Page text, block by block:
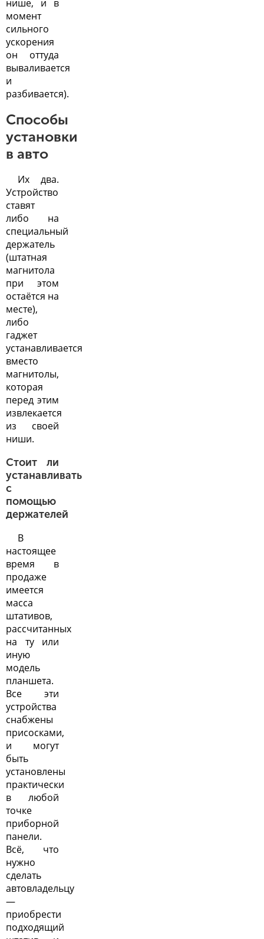
нише, и в
момент
сильного
ускорения
он оттуда
вываливается
и
разбивается).
Способы
установки
в авто
Их два.
Устройство
ставят
либо на
специальный
держатель
(штатная
магнитола
при этом
остаётся на
месте),
либо
гаджет
устанавливается
вместо
магнитолы,
которая
перед этим
извлекается
из своей
ниши.
Стоит ли
устанавливать
с
помощью
держателей
В
настоящее
время в
продаже
имеется
масса
штативов,
рассчитанных
на ту или
иную
модель
планшета.
Все эти
устройства
снабжены
присосками,
и могут
быть
установлены
практически
в любой
точке
приборной
панели.
Всё, что
нужно
сделать
автовладельцу
—
приобрести
подходящий